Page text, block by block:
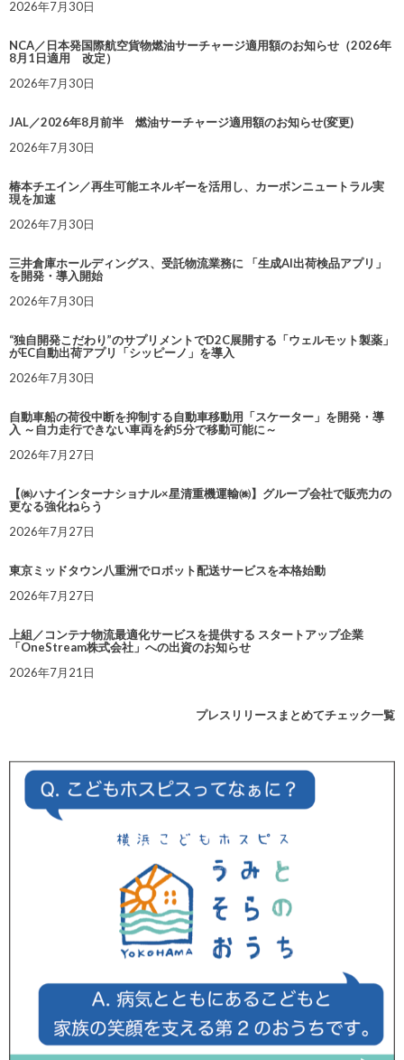
2026年7月30日
NCA／日本発国際航空貨物燃油サーチャージ適用額のお知らせ（2026年
8月1日適用 改定）
2026年7月30日
JAL／2026年8月前半 燃油サーチャージ適用額のお知らせ(変更)
2026年7月30日
椿本チエイン／再生可能エネルギーを活用し、カーボンニュートラル実
現を加速
2026年7月30日
三井倉庫ホールディングス、受託物流業務に 「生成AI出荷検品アプリ」
を開発・導入開始
2026年7月30日
“独自開発こだわり”のサプリメントでD2C展開する「ウェルモット製薬」
がEC自動出荷アプリ「シッピーノ」を導入
2026年7月30日
自動車船の荷役中断を抑制する自動車移動用「スケーター」を開発・導
入 ～自力走行できない車両を約5分で移動可能に～
2026年7月27日
【㈱ハナインターナショナル×星清重機運輸㈱】グループ会社で販売力の
更なる強化ねらう
2026年7月27日
東京ミッドタウン八重洲でロボット配送サービスを本格始動
2026年7月27日
上組／コンテナ物流最適化サービスを提供する スタートアップ企業
「OneStream株式会社」への出資のお知らせ
2026年7月21日
プレスリリースまとめてチェック一覧